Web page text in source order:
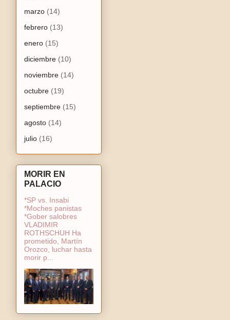
marzo (14)
febrero (13)
enero (15)
diciembre (10)
noviembre (14)
octubre (19)
septiembre (15)
agosto (14)
julio (16)
MORIR EN
PALACIO
*SP vs. Insabi
*Moches panistas
*Gober salobres
VLADIMIR
ROTHSCHUH Ha
prometido, Martín
Orozco, luchar hasta
morir p...